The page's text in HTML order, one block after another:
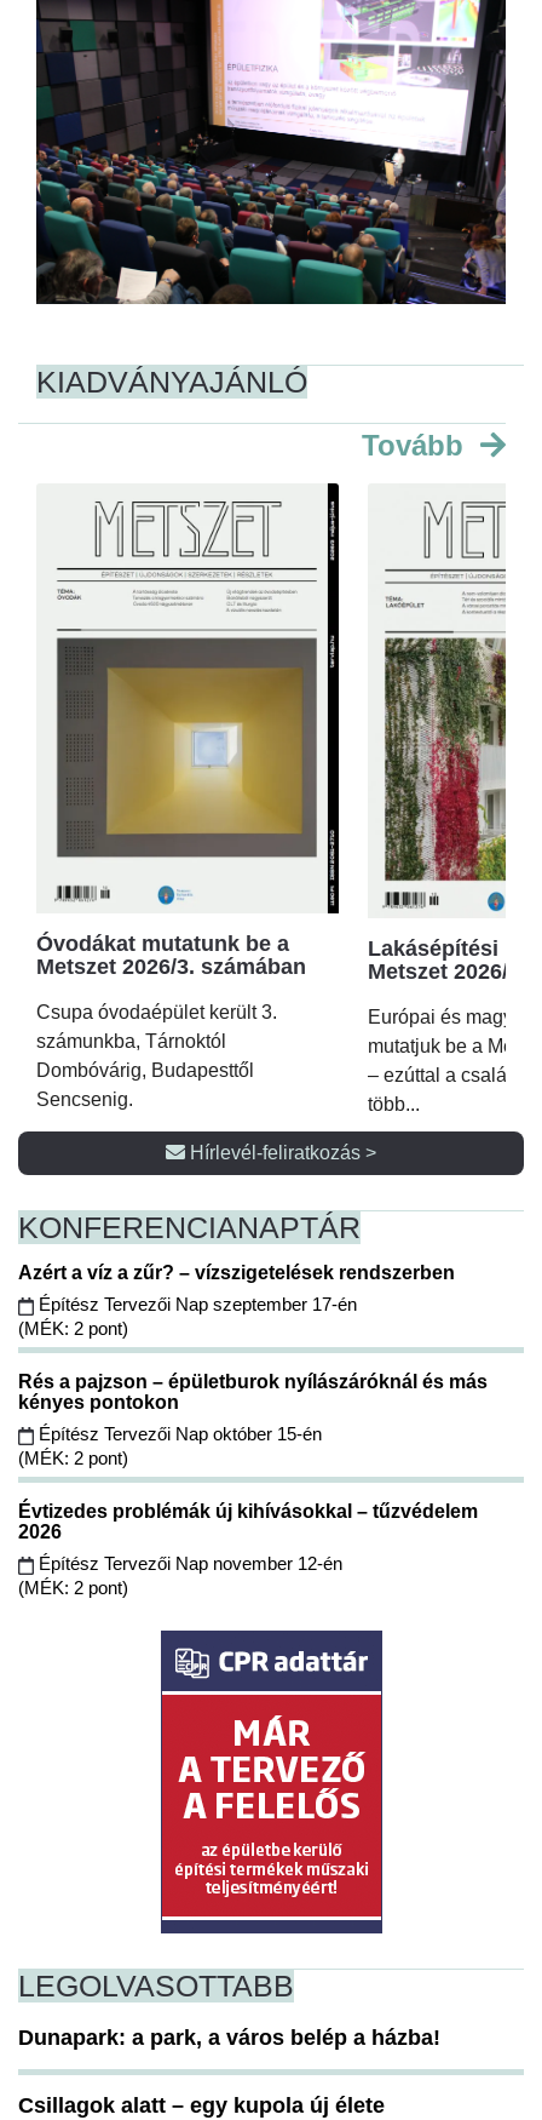
KIADVÁNYAJÁNLÓ
Tovább
Óvodákat mutatunk be a
Metszet 2026/3. számában
Csupa óvodaépület került 3.
számunkba, Tárnoktól
Dombóvárig, Budapesttől
Sencsenig.
Lakásépítési
Metszet 2026/2.
Európai és magyar
mutatjuk be a
– ezúttal a családi
több...
Hírlevél-feliratkozás >
KONFERENCIANAPTÁR
Azért a víz a zűr? – vízszigetelések rendszerben
Építész Tervezői Nap szeptember 17-én
(MÉK: 2 pont)
Rés a pajzson – épületburok nyílászáróknál és más
kényes pontokon
Építész Tervezői Nap október 15-én
(MÉK: 2 pont)
Évtizedes problémák új kihívásokkal – tűzvédelem
2026
Építész Tervezői Nap november 12-én
(MÉK: 2 pont)
LEGOLVASOTTABB
Dunapark: a park, a város belép a házba!
Csillagok alatt – egy kupola új élete